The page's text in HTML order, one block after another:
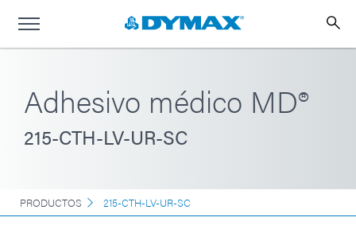
Adhesivo médico MD®
215-CTH-LV-UR-SC
PRODUCTOS 215-CTH-LV-UR-SC